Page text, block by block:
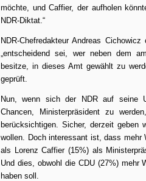
möchte, und Caffier, der aufholen
NDR-Diktat.“
NDR-Chefredakteur Andreas
„entscheidend sei, wer neben dem
besitze, in dieses Amt gewählt zu
geprüft.
Nun, wenn sich der NDR auf seine
Chancen, Ministerpräsident zu
berücksichtigen. Sicher, derzeit geben
wollen. Doch interessant ist, dass mehr
als Lorenz Caffier (15%) als
Und dies, obwohl die CDU (27%) mehr
haben soll.